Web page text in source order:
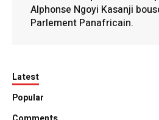
Alphonse Ngoyi Kasanji
Parlement Panafricain.
Latest
Popular